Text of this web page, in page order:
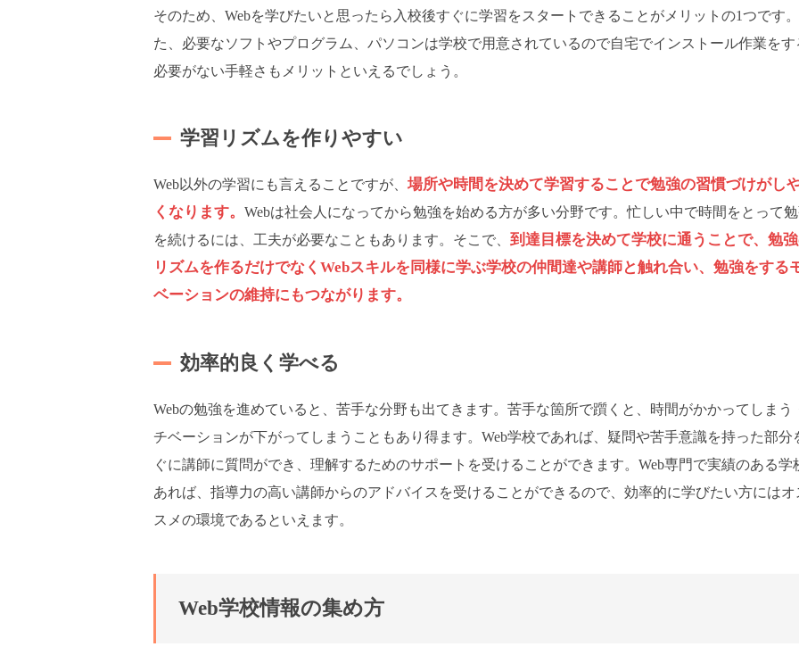
そのため、Webを学びたいと思ったら入校後すぐに学習をスタートできることがメリットの1つです
た、必要なソフトやプログラム、パソコンは学校で用意されているので自宅でインストール作業をす
必要がない手軽さもメリットといえるでしょう。
学習リズムを作りやすい
Web以外の学習にも言えることですが、 場所や時間を決めて学習することで勉強の習慣づけがし
くなります。 Webは社会人になってから勉強を始める方が多い分野です。忙しい中で時間をとって
を続けるには、工夫が必要なこともあります。そこで、 到達目標を決めて学校に通うことで、勉
リズムを作るだけでなくWebスキルを同様に学ぶ学校の仲間達や講師と触れ合い、勉強をする
ベーションの維持にもつながります。
効率的良く学べる
Webの勉強を進めていると、苦手な分野も出てきます。苦手な箇所で躓くと、時間がかかってしまう
チベーションが下がってしまうこともあり得ます。Web学校であれば、疑問や苦手意識を持った部分
ぐに講師に質問ができ、理解するためのサポートを受けることができます。Web専門で実績のある学
あれば、指導力の高い講師からのアドバイスを受けることができるので、効率的に学びたい方にはオ
スメの環境であるといえます。
Web学校情報の集め方